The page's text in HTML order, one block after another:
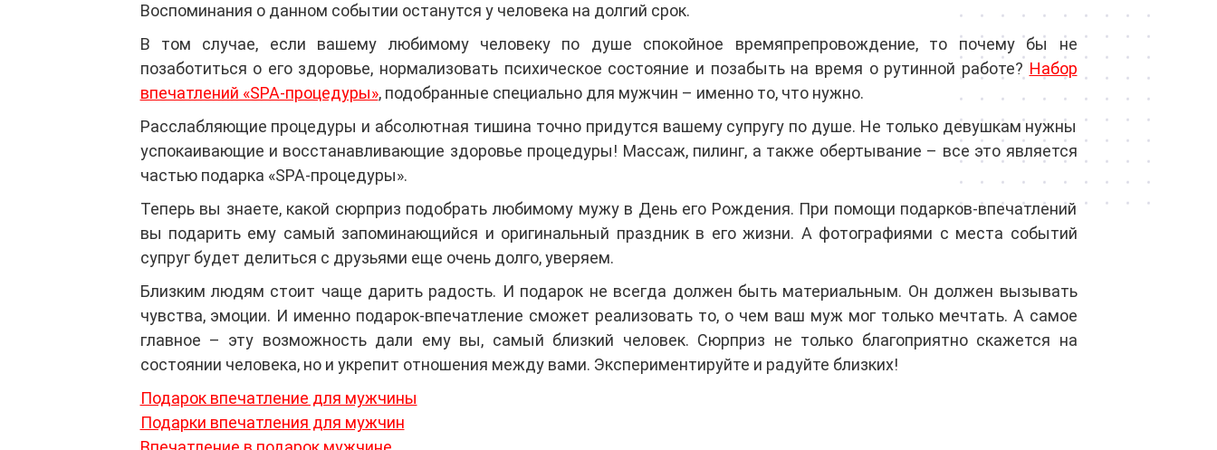
Воспоминания о данном событии останутся у человека на долгий срок.
В том случае, если вашему любимому человеку по душе спокойное времяпрепровождение, то почему бы не
позаботиться о его здоровье, нормализовать психическое состояние и позабыть на время о рутинной работе? Набор
впечатлений «SPA-процедуры», подобранные специально для мужчин – именно то, что нужно.
Расслабляющие процедуры и абсолютная тишина точно придутся вашему супругу по душе. Не только девушкам нужны
успокаивающие и восстанавливающие здоровье процедуры! Массаж, пилинг, а также обертывание – все это является
частью подарка «SPA-процедуры».
Теперь вы знаете, какой сюрприз подобрать любимому мужу в День его Рождения. При помощи подарков-впечатлений
вы подарить ему самый запоминающийся и оригинальный праздник в его жизни. А фотографиями с места событий
супруг будет делиться с друзьями еще очень долго, уверяем.
Близким людям стоит чаще дарить радость. И подарок не всегда должен быть материальным. Он должен вызывать
чувства, эмоции. И именно подарок-впечатление сможет реализовать то, о чем ваш муж мог только мечтать. А самое
главное – эту возможность дали ему вы, самый близкий человек. Сюрприз не только благоприятно скажется на
состоянии человека, но и укрепит отношения между вами. Экспериментируйте и радуйте близких!
Подарок впечатление для мужчины
Подарки впечатления для мужчин